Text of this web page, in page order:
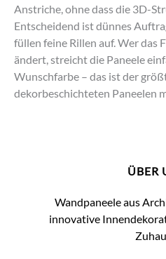
Anstriche, ohne dass die 3D-
Entscheidend ist dünnes
füllen feine Rillen auf. Wer das
ändert, streicht die Paneele
Wunschfarbe – das ist der
dekorbeschichteten Paneelen
ÜBER
Wandpaneele aus
innovative